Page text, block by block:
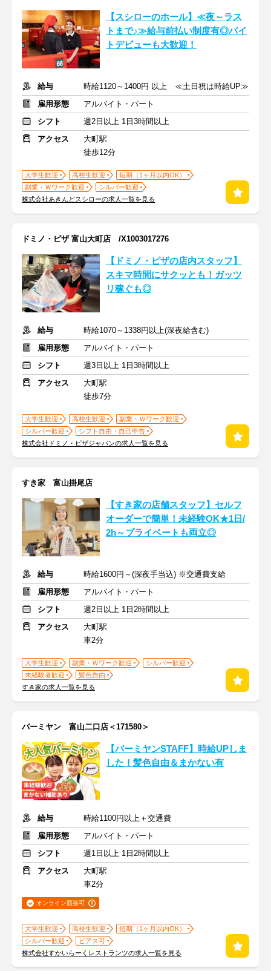
【スシローのホール】≪夜～ラス
トまで♪≫給与前払い制度有◎バイ
トデビューも大歓迎！
給与
時給1120～1400円 以上 ≪土日祝は時給UP≫
雇用形態
アルバイト・パート
シフト
週2日以上 1日3時間以上
アクセス
大町駅
徒歩12分
大学生歓迎 高校生歓迎
短期（1ヶ月以内OK）
副業・Ｗワーク歓迎
シルバー歓迎
株式会社あきんどスシローの求人一覧を見る
ドミノ・ピザ 富山大町店 /X1003017276
【ドミノ・ピザの店内スタッフ】
スキマ時間にサクッとも！ガッツ
リ稼ぐも◎
給与
時給1070～1338円以上(深夜給含む)
雇用形態
アルバイト・パート
シフト
週3日以上 1日3時間以上
アクセス
大町駅
徒歩7分
大学生歓迎 高校生歓迎
副業・Ｗワーク歓迎
シルバー歓迎
シフト自由・自己申告
株式会社ドミノ・ピザジャパンの求人一覧を見る
すき家 富山掛尾店
【すき家の店舗スタッフ】セルフ
オーダーで簡単！未経験OK★1日/
2h～プライベートも両立◎
給与
時給1600円～(深夜手当込) ※交通費支給
雇用形態
アルバイト・パート
シフト
週2日以上 1日2時間以上
アクセス
大町駅
車2分
大学生歓迎 副業・Ｗワーク歓迎
シルバー歓迎
未経験者歓迎
髪色自由
すき家の求人一覧を見る
バーミヤン 富山二口店＜171580＞
【バーミヤンSTAFF】時給UPしま
した！髪色自由＆まかない有
給与
時給1100円以上＋交通費
雇用形態
アルバイト・パート
シフト
週1日以上 1日2時間以上
アクセス
大町駅
車2分
オンライン面接可
大学生歓迎 高校生歓迎
短期（1ヶ月以内OK）
シルバー歓迎
ピアス可
株式会社すかいらーくレストランツの求人一覧を見る